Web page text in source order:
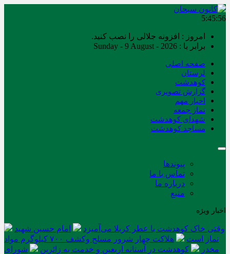
5:45:56
امروز : افزونه جلالی را نصب کنید.
برابر با : Sunday - 9 August - 2026
صفحه اصلی
لرستان
کوهدشت
گزارش تصویری
اخبار مهم
نماز جمعه
شهدای کوهدشت
مساجد کوهدشت
پیوندها
تماس با ما
درباره ما
منبع
اخبار ویژه
وقتی خاک کوهدشت با عطر کربلا می‌آمیزد
امام حسین شهید
نماز است
هلاکت چهار شرور مسلح وکشف ۷۰۰ کیلوگرم مواد
مخدر
کوهدشت در آستانه اربعین و خدمت‌ به زائرین
شورای